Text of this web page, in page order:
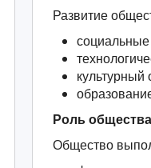
Развитие
Роль
Общество